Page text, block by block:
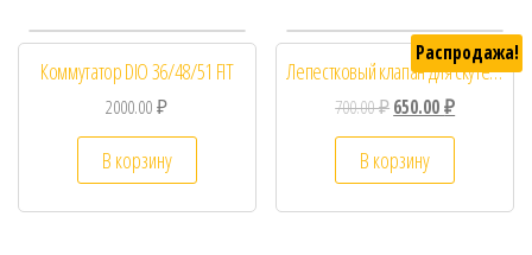
Коммутатор DIO 36/48/51 FIT
2000.00₽
В корзину
Распродажа!
Лепестковый клапан для скутера Honda Dio AF-34, AF35
700.00₽650.00₽
В корзину